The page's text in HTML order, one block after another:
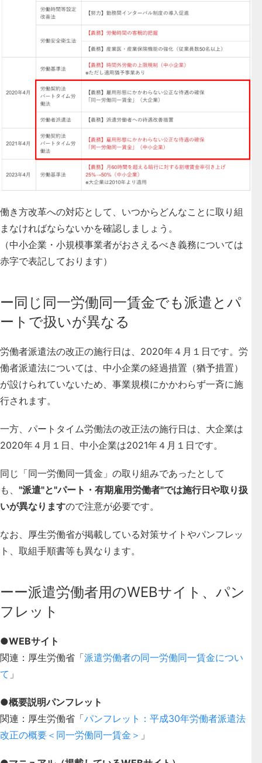
働き方改革への対応として、いつからどんなことに取り組
まなければならないかを確認しましょう。
（中小企業・小規模事業者がおさえるべき義務については
赤字で表記しております）
ー同じ同一労働同一賃金でも派遣とパ
ートで扱いが異なる
労働者派遣法の改正の施行日は、2020年４月１日です。労
働者派遣法については、中小企業の経過措置（猶予措置）
が設けられていないため、事業規模にかかわらず一斉に施
行されます。
一方、 パートタイム労働法の改正法の施行日は、大企業は
2020年４月１日、中小企業は2021年４月１日です。
同じ「同一労働同一賃金」の取り組みであったとして
も、 "派遣"と"パート・有期雇用労働者"では施行日や取り扱
いが異なりますので注意が必要です。
なお、厚生労働省が掲載している対策サイトやパンフレッ
ト、取組手順書等も異なります。
ーー派遣労働者用のWEBサイト、パン
フレット
●WEBサイト
関連：厚生労働省「派遣労働者の同一労働同一賃金につい
て 」
●概要説明パンフレット
関連：厚生労働省「パンフレット：平成30年労働者派遣法
改正の概要＜同一労働同一賃金＞ 」